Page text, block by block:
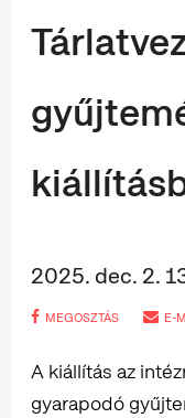
2025. dec. 2.
MEGOSZTÁS E-
A kiállítás az
gyarapodó